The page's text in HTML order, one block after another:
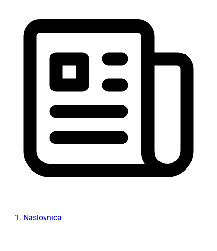
Naslovnica